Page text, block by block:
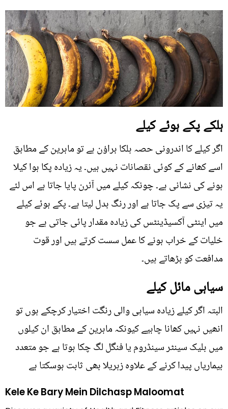
ہلکے پکے ہوئے کیلے
اگر کیلے کا اندرونی حصہ ہلکا براؤن ہے تو ماہرین کے مطابق
اسے کھانے کے کوئی نقصانات نہیں ہیں۔ یہ زیادہ پکا ہوا کیلا
ہونے کی نشانی ہے۔ چونکہ کیلے میں آئرن پایا جاتا ہے اس لئے
یہ تیزی سے پک جاتا ہے اور رنگ بدل لیتا ہے۔ پکے ہوئے کیلے
میں اینٹی آکسیڈینٹس کی زیادہ مقدار پائی جاتی ہے جو
خلیات کے خراب ہونے کا عمل سست کرتے ہیں اور قوت
مدافعت کو بڑھاتے ہیں۔
سیاہی مائل کیلے
البتہ اگر کیلے زیادہ سیاہی والی رنگت اختیار کرچکے ہوں تو
انھیں نہیں کھانا چاہیے کیونکہ ماہرین کے مطابق ان کیلوں
میں بلیک سینٹر سینڈروم یا فنگل لگ چکا ہوتا ہے جو متعدد
بیماریاں پیدا کرنے کے علاوہ زہریلا بھی ثابت ہوسکتا ہے
Kele Ke Bary Mein Dilchasp Maloomat